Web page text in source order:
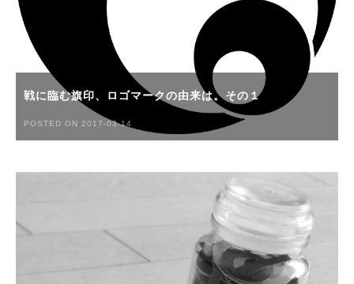
戦に臨む旗印、ロゴマークの由来は。その１
POSTED ON 2017-03-14